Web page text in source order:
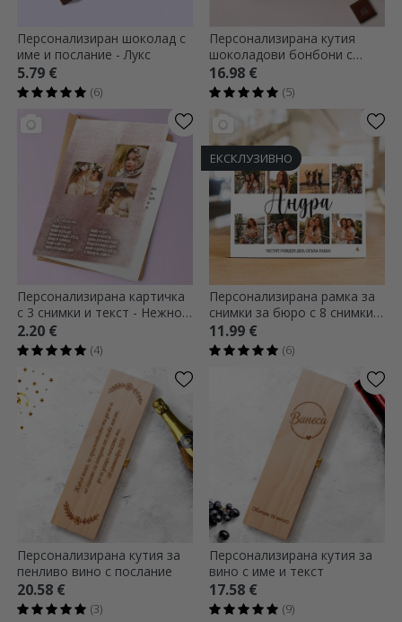
Персонализиран шоколад с
име и послание - Лукс
5.79 €
(6)
Персонализирана кутия
шоколадови бонбони с
снимка и послание - Най-
доброто
16.98 €
(5)
Персонализирана картичка
с 3 снимки и текст - Нежно
същество
2.20 €
(4)
ЕКСКЛУЗИВНО
Персонализирана рамка за
снимки за бюро с 8 снимки и
текст - Joy
11.99 €
(6)
Персонализирана кутия за
пенливо вино с послание
20.58 €
(3)
Персонализирана кутия за
вино с име и текст
17.58 €
(9)